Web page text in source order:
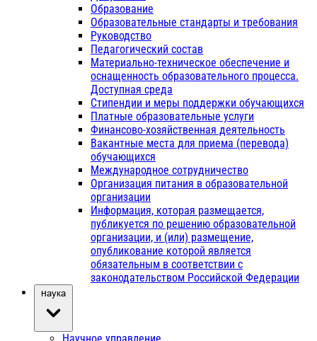
Образование
Образовательные стандарты и требования
Руководство
Педагогический состав
Материально-техническое обеспечение и
оснащенность образовательного процесса.
Доступная среда
Стипендии и меры поддержки обучающихся
Платные образовательные услуги
Финансово-хозяйственная деятельность
Вакантные места для приема (перевода)
обучающихся
Международное сотрудничество
Организация питания в образовательной
организации
Информация, которая размещается,
публикуется по решению образовательной
организации, и (или) размещение,
опубликование которой является
обязательным в соответствии с
законодательством Российской Федерации
Наука